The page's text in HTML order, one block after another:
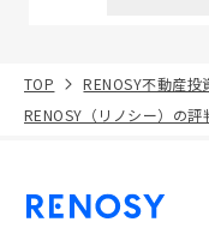
TOP RENOSY不動産投
RENOSY（リノシー）の評